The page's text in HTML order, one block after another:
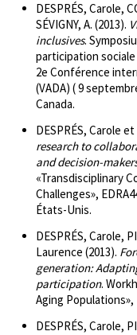
DESPRÉS, Carole,
SÉVIGNY, A. (2013).
inclusives.
participation
2e Conférence
(VADA) ( 9
Canada.
DESPRÉS, Carole
research to
and decision-
«Transdisciplinary
Challenges»,
États-Unis.
DESPRÉS, Carole,
Laurence (2013).
generation:
participation.
Aging Populations»,
DESPRÉS, Carole,